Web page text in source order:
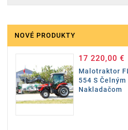
NOVÉ PRODUKTY
17 220,00 €
Malotraktor
554 S Čelným
Nakladačom